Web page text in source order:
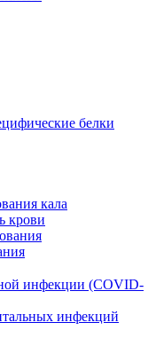
белки
кала
крови
инфекции (COVID-
инфекций